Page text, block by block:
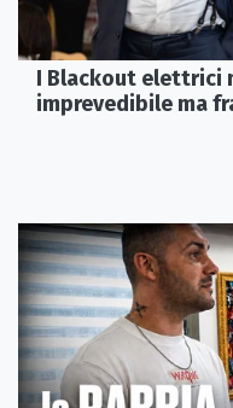
I Blackout elettrici
imprevedibile ma